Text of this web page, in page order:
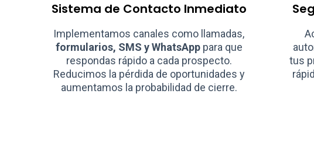
Sistema de Contacto Inmediato
Implementamos canales como llamadas,
formularios, SMS y WhatsApppara que
respondas rápido a cada prospecto.
Reducimos la pérdida de oportunidades y
aumentamos la probabilidad de cierre.
tus